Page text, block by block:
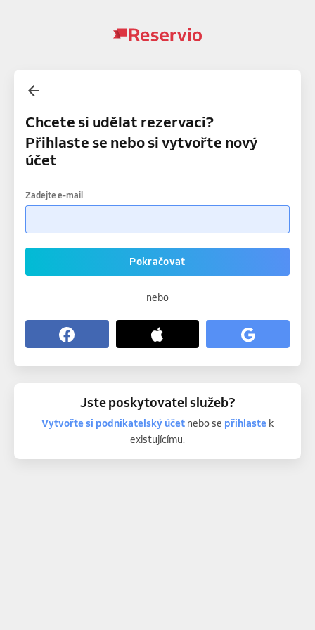
Chcete si udělat rezervaci?
Přihlaste se nebo si vytvořte nový
účet
Zadejte e-mail
Pokračovat
nebo
Jste poskytovatel služeb?
Vytvořte si podnikatelský účetnebo se přihlastek
existujícímu.